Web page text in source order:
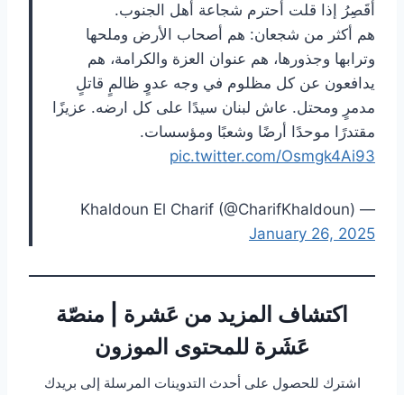
أُقَصِرُ إذا قلت أحترم شجاعة أهل الجنوب.
هم أكثر من شجعان: هم أصحاب الأرض وملحها
وترابها وجذورها، هم عنوان العزة والكرامة، هم
يدافعون عن كل مظلوم في وجه عدوٍ ظالمٍ قاتلٍ
مدمرٍ ومحتل. عاش لبنان سيدًا على كل ارضه. عزيزًا
مقتدرًا موحدًا أرضًا وشعبًا ومؤسسات.
pic.twitter.com/Osmgk4Ai93
— Khaldoun El Charif (@CharifKhaldoun)
January 26, 2025
اكتشاف المزيد من عَشرة | منصّة
عَشَرة للمحتوى الموزون
اشترك للحصول على أحدث التدوينات المرسلة إلى بريدك